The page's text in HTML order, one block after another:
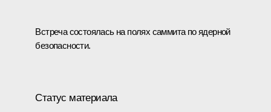
Встреча состоялась на полях саммита по ядерной
безопасности.
Статус материала